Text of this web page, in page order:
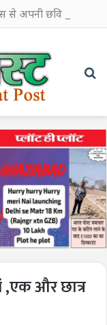
,एक और छात्र